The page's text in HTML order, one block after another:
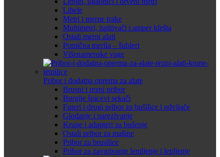
Libele
Metri i merne trake
Multimetri, ispitivači i amper klešta
Ostali merni alati
Pomična merila – šubleri
Višenamenske vage
Pribor i dodatna oprema za alate
Brusni i rezni pribor
Burgije špicevi sekači
Futeri i drugi pribor za bušilice i odvijače
Glodanje i narezivanje
Krune i adapteri za bušenje
Ostali pribor za mašine
Pribor za brusilice
Pribor za zavarivanje lemljenje i lepljenje